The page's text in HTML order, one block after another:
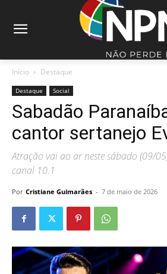
Início Destaque
Destaque Social
Sabadão
cantor sertanejo
Atração vai ao ar neste sábado (09/
canal 10.1
Por Cristiane Guimarães - 7 de maio de 2026